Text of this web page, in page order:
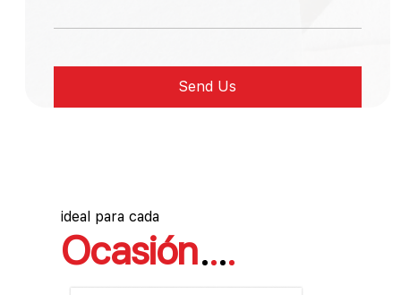
ideal para cada
Ocasión